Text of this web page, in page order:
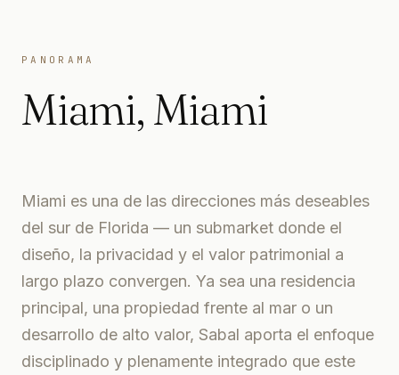
PANORAMA
Miami, Miami
Miami es una de las direcciones más deseables
del sur de Florida — un submarket donde el
diseño, la privacidad y el valor patrimonial a
largo plazo convergen. Ya sea una residencia
principal, una propiedad frente al mar o un
desarrollo de alto valor, Sabal aporta el enfoque
disciplinado y plenamente integrado que este